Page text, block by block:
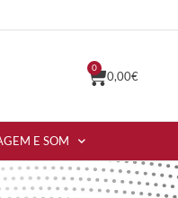
0,00€
0
E SOM